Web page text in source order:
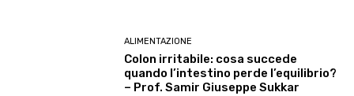
ALIMENTAZIONE
Colon irritabile: cosa succede
quando l’intestino perde l’equilibrio?
– Prof. Samir Giuseppe Sukkar